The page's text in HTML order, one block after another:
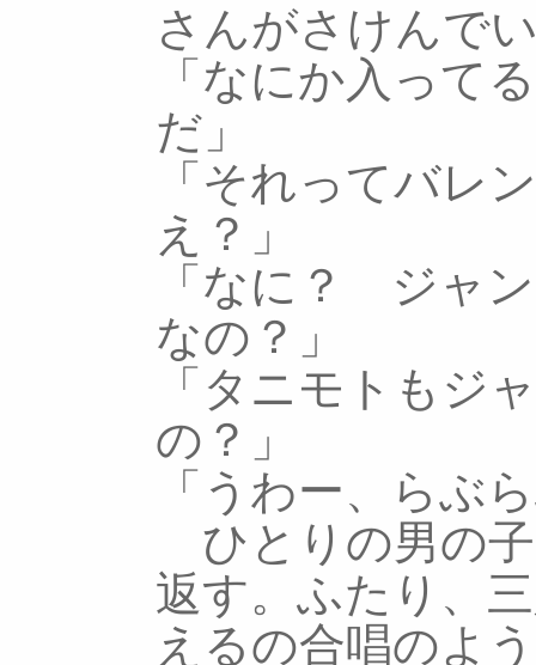
さんがさけんで
「なにか入っ
だ」
「それってバレ
え？」
「なに？ ジャ
なの？」
「タニモトもジ
の？」
「うわー、らぶ
ひとりの男の
返す。ふたり、
えるの合唱のよ